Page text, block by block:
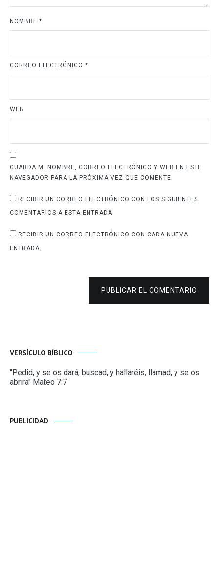
NOMBRE *
CORREO ELECTRÓNICO *
WEB
GUARDA MI NOMBRE, CORREO ELECTRÓNICO Y WEB EN ESTE
NAVEGADOR PARA LA PRÓXIMA VEZ QUE COMENTE.
RECIBIR UN CORREO ELECTRÓNICO CON LOS SIGUIENTES
COMENTARIOS A ESTA ENTRADA.
RECIBIR UN CORREO ELECTRÓNICO CON CADA NUEVA
ENTRADA.
PUBLICAR EL COMENTARIO
VERSÍCULO BÍBLICO
"Pedid, y se os dará; buscad, y hallaréis, llamad, y se os
abrira" Mateo 7:7
PUBLICIDAD